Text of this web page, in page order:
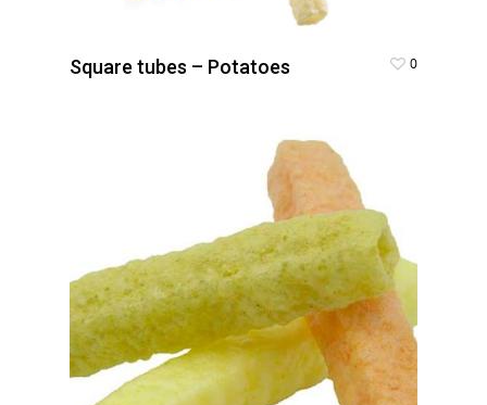
Square tubes – Potatoes 0